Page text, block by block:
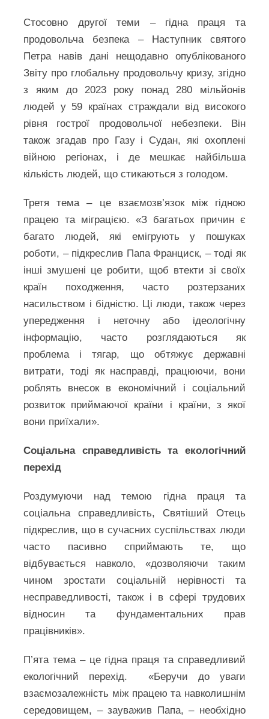
Стосовно другої теми – гідна праця та
продовольча безпека – Наступник святого
Петра навів дані нещодавно опублікованого
Звіту про глобальну продовольчу кризу, згідно
з яким до 2023 року понад 280 мільйонів
людей у 59 країнах страждали від високого
рівня гострої продовольчої небезпеки. Він
також згадав про Газу і Судан, які охоплені
війною регіонах, і де мешкає найбільша
кількість людей, що стикаються з голодом.
Третя тема – це взаємозв’язок між гідною
працею та міграцією. «З багатьох причин є
багато людей, які емігрують у пошуках
роботи, – підкреслив Папа Франциск, – тоді як
інші змушені це робити, щоб втекти зі своїх
країн походження, часто розтерзаних
насильством і бідністю. Ці люди, також через
упередження і неточну або ідеологічну
інформацію, часто розглядаються як
проблема і тягар, що обтяжує державні
витрати, тоді як насправді, працюючи, вони
роблять внесок в економічний і соціальний
розвиток приймаючої країни і країни, з якої
вони приїхали».
Соціальна справедливість та екологічний
перехід
Роздумуючи над темою гідна праця та
соціальна справедливість, Святіший Отець
підкреслив, що в сучасних суспільствах люди
часто пасивно сприймають те, що
відбувається навколо, «дозволяючи таким
чином зростати соціальній нерівності та
несправедливості, також і в сфері трудових
відносин та фундаментальних прав
працівників».
П’ята тема – це гідна праця та справедливий
екологічний перехід. «Беручи до уваги
взаємозалежність між працею та навколишнім
середовищем, – зауважив Папа, – необхідно